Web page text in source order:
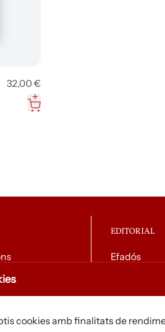
32,00 €
catàleg general
EDITORIAL
Efadós
cookies amb finalitats de